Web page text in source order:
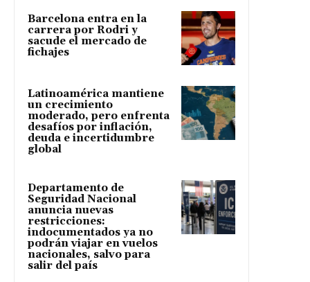
Barcelona entra en la
carrera por Rodri y
sacude el mercado de
fichajes
Latinoamérica mantiene
un crecimiento
moderado, pero enfrenta
desafíos por inflación,
deuda e incertidumbre
global
Departamento de
Seguridad Nacional
anuncia nuevas
restricciones:
indocumentados ya no
podrán viajar en vuelos
nacionales, salvo para
salir del país